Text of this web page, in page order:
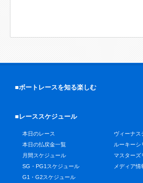
■ボートレースを知る楽しむ
■レーススケジュール
本日のレース
本日の払戻金一覧
月間スケジュール
SG・PG1スケジュール
G1・G2スケジュール
ヴィーナス
ルーキーシ
マスターズ
メディア情